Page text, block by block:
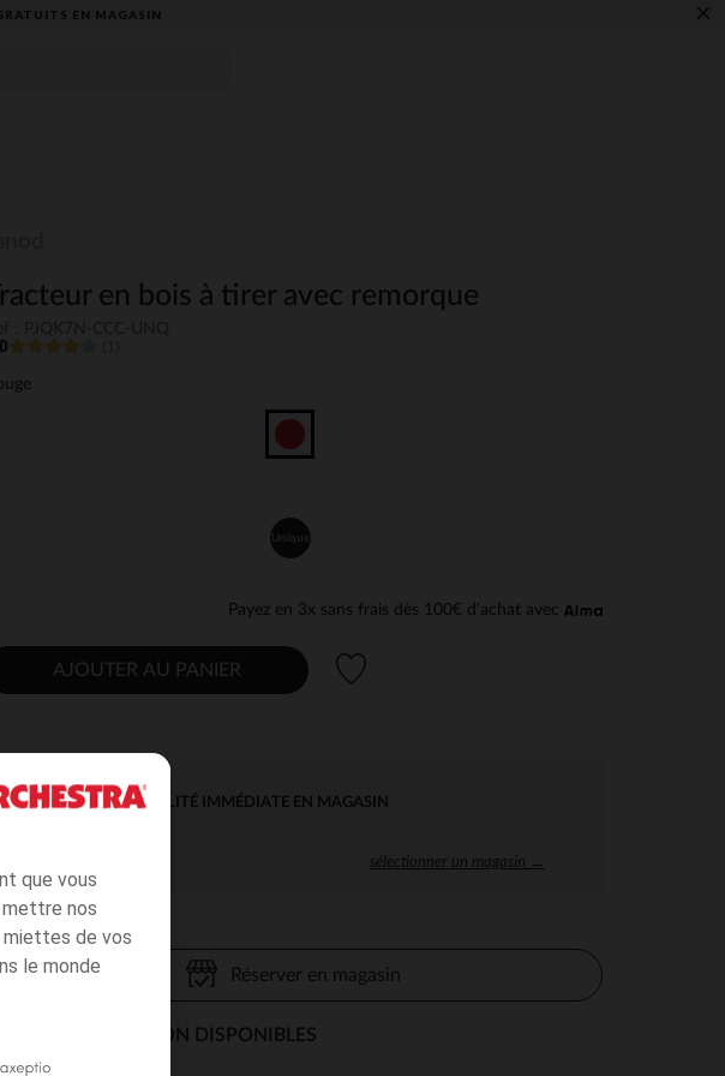
que vous
mettre nos
de vos
le monde
EN MAGASIN​ ×
en bois à tirer avec remorque
Unique
Payez en 3x sans frais dès 100€ d'achat avec
AJOUTER AU PANIER
DISPONIBILITÉ IMMÉDIATE EN MAGASIN
sélectionner un magasin →
Réserver en magasin
DE LIVRAISON DISPONIBLES